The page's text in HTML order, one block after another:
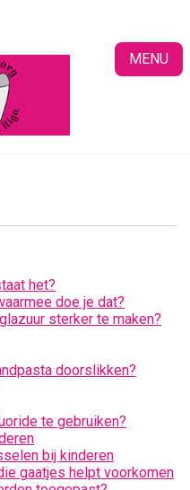
MENU
het?
doe je dat?
sterker te maken?
doorslikken?
te gebruiken?
bij kinderen
gaatjes helpt voorkomen